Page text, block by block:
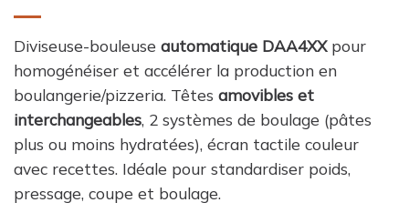
Diviseuse-bouleuse automatique DAA4XXpour
homogénéiser et accélérer la production en
boulangerie/pizzeria. Têtes amovibles et
interchangeables, 2 systèmes de boulage (pâtes
plus ou moins hydratées), écran tactile couleur
avec recettes. Idéale pour standardiser poids,
pressage, coupe et boulage.